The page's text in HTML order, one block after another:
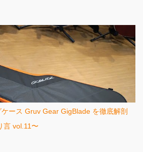
ース Gruv Gear GigBlade を徹底解剖
言 vol.11〜